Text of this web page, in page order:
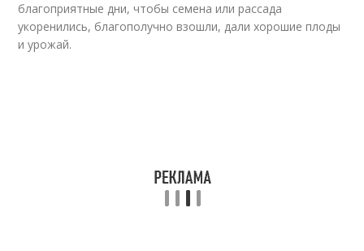
благоприятные дни, чтобы семена или рассада
укоренились, благополучно взошли, дали хорошие плоды
и урожай.